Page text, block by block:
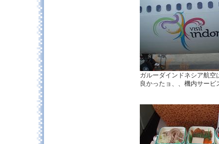
ガルーダインドネシア航
良かったョ、、機内サービ